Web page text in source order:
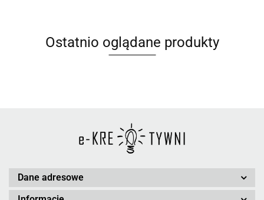
Ostatnio oglądane produkty
Dane adresowe